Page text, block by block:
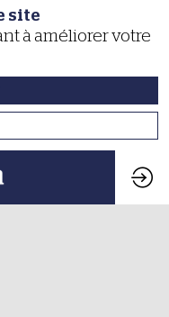
site
à améliorer votre